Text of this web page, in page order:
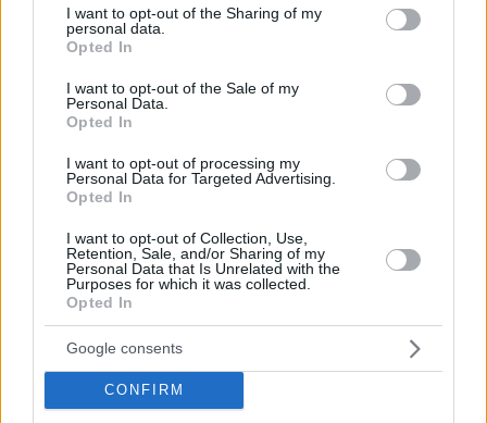
not limited to your visit or usage behaviour. You may click to
grant or deny consent to Google and its third-party tags to
use your data for below specified purposes in below Google
consent section.
I want to opt-out of the Sharing of my
personal data.
Opted In
I want to opt-out of the Sale of my
Personal Data.
Opted In
I want to opt-out of processing my
Personal Data for Targeted Advertising.
Opted In
I want to opt-out of Collection, Use,
Retention, Sale, and/or Sharing of my
Personal Data that Is Unrelated with the
Purposes for which it was collected.
Opted In
Google consents
CONFIRM
Una critica umoristica, ma puntuale
Pur avendo uno stile chiaramente comico, il segmento riflette
la crescente attenzione internazionale sulla direzione politica e
la governance dell’Ungheria. Combinando l’umorismo con la
condensato e accessibile dei dibattiti chiave che circondano il
include ulteriori elementi ironici, tra cui una rivelazione
scherzosa su chi potrebbe essere “innamorato” di Orbán.
Guardi il video qui sotto:
https://youtu.be/LBQHRdvSUkY?si=4B6I9a0d4cWmaSe-